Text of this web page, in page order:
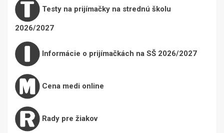
Testy na prijímačky na strednú školu
2026/2027
Informácie o prijímačkách na SŠ 2026/2027
Cena medi online
Rady pre žiakov